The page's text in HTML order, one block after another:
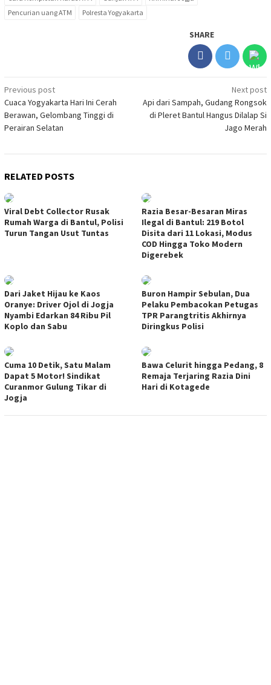
Pencurian uang ATM
Polresta Yogyakarta
SHARE
Post
navigation
Previous post
Cuaca Yogyakarta Hari Ini Cerah
Berawan, Gelombang Tinggi di
Perairan Selatan
Next post
Api dari Sampah, Gudang Rongsok
di Pleret Bantul Hangus Dilalap Si
Jago Merah
RELATED POSTS
Viral Debt Collector Rusak
Rumah Warga di Bantul, Polisi
Turun Tangan Usut Tuntas
Razia Besar-Besaran Miras
Ilegal di Bantul: 219 Botol
Disita dari 11 Lokasi, Modus
COD Hingga Toko Modern
Digerebek
Dari Jaket Hijau ke Kaos
Oranye: Driver Ojol di Jogja
Nyambi Edarkan 84 Ribu Pil
Koplo dan Sabu
Buron Hampir Sebulan, Dua
Pelaku Pembacokan Petugas
TPR Parangtritis Akhirnya
Diringkus Polisi
Cuma 10 Detik, Satu Malam
Dapat 5 Motor! Sindikat
Curanmor Gulung Tikar di
Jogja
Bawa Celurit hingga Pedang, 8
Remaja Terjaring Razia Dini
Hari di Kotagede